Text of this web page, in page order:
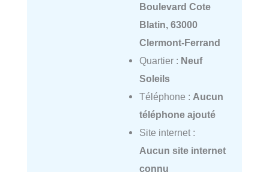
Boulevard Cote
Blatin, 63000
Clermont-Ferrand
Quartier : Neuf
Soleils
Téléphone : Aucun
téléphone ajouté
Site internet :
Aucun site internet
connu